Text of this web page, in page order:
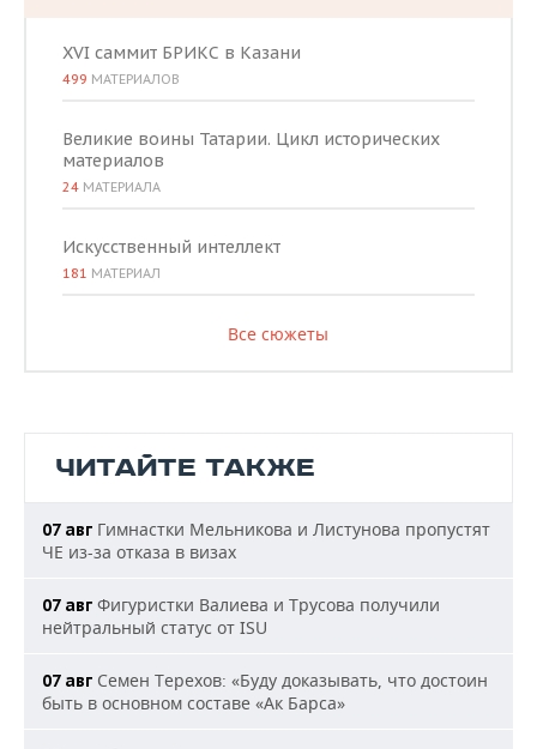
XVI саммит БРИКС в Казани
499 МАТЕРИАЛОВ
Великие воины Татарии. Цикл исторических
материалов
24 МАТЕРИАЛА
Искусственный интеллект
181 МАТЕРИАЛ
Все сюжеты
ЧИТАЙТЕ ТАКЖЕ
07 авг Гимнастки Мельникова и Листунова пропустят
ЧЕ из-за отказа в визах
07 авг Фигуристки Валиева и Трусова получили
нейтральный статус от ISU
07 авг Семен Терехов: «Буду доказывать, что достоин
быть в основном составе «Ак Барса»